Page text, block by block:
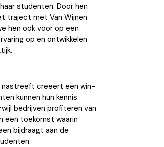
studenten. Door hen
traject met Van Wijnen
hen ook voor op een
op en ontwikkelen
nastreeft creëert een win-
kunnen hun kennis
bedrijven profiteren van
een toekomst waarin
bijdraagt aan de